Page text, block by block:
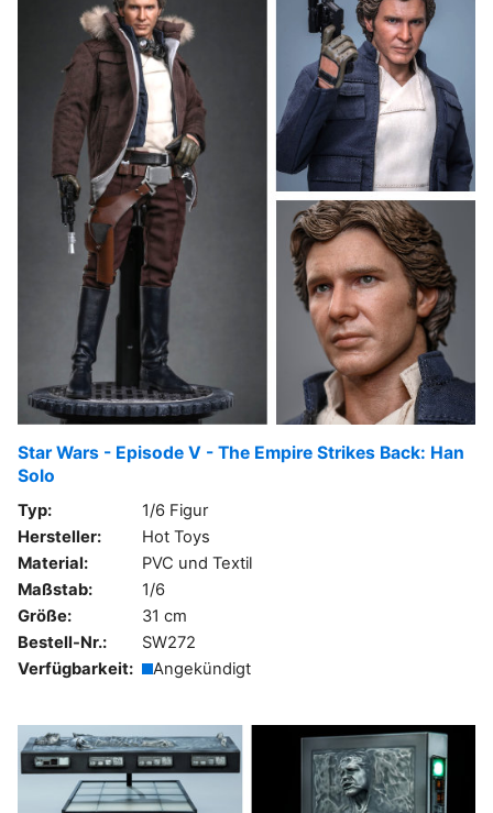
Star Wars - Episode V - The Empire Strikes Back: Han
Solo
Typ:
1/6 Figur
Hersteller:
Hot Toys
Material:
PVC und Textil
Maßstab:
1/6
Größe:
31 cm
Bestell-Nr.:
SW272
Verfügbarkeit:
Angekündigt